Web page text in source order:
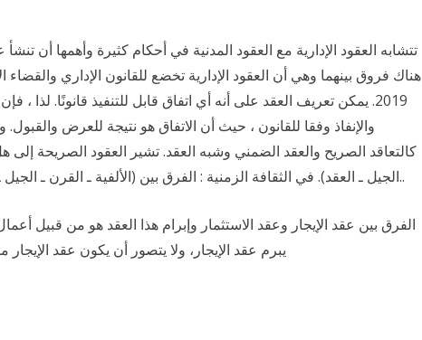
تتشابه العقود الإدارية مع العقود المدنية في أحكام كثيرة وأهمها أن
هناك فروق بينهما وهي أن العقود الإدارية تخضع للقانون الإداري والقضاء
2019. يمكن تعريف العقد على أنه أي اتفاق قابل للتنفيذ قانونًا. لذا ،
والإنفاذ وفقا للقانون ، حيث أن الاتفاق هو نتيجة للعرض والقبول.
كالتعاقد الصريح والعقد الضمني وشبه العقد. تشير العقود الصريحة إلى
الجيل ـ العقد). في الثقافة الزمنية : الفرق بين (الألفية ـ القرن ـ الجيل ـ العقد) :• الألفية = 1000 سنة.• القر..
الفرق بين عقد الإيجار وعقد الاستثمار وإبرام هذا العقد هو من قبيل
يبرم عقد الإيجار، ولا يتصور أن يكون عقد